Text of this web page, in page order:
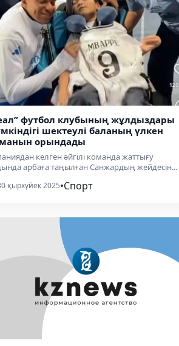
футбол клубының жұлдыздары
шектеулі баланың үлкен
орындады
келген әйгілі команда жаттығу
арбаға таңылған Санжардың жейдесін...
қыркүйек 2025•Спорт